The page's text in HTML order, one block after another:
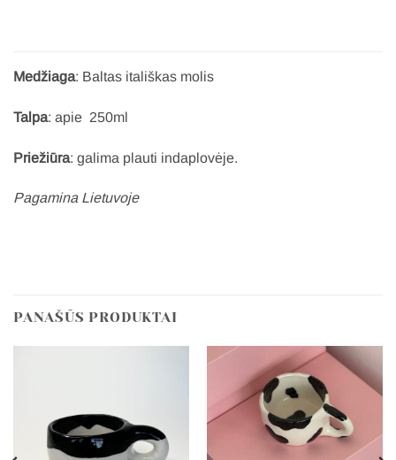
Medžiaga: Baltas itališkas molis
Talpa: apie 250ml
Priežiūra: galima plauti indaplovėje.
Pagamina Lietuvoje
PANAŠŪS PRODUKTAI